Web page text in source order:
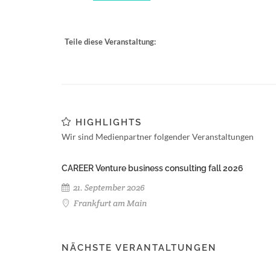
Teile diese Veranstaltung:
HIGHLIGHTS
Wir sind Medienpartner folgender Veranstaltungen
CAREER Venture business consulting fall 2026
21. September 2026
Frankfurt am Main
NÄCHSTE VERANTALTUNGEN